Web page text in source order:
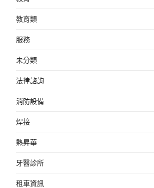
教育類
服務
未分類
法律諮詢
消防設備
焊接
熱昇華
牙醫診所
租車資訊